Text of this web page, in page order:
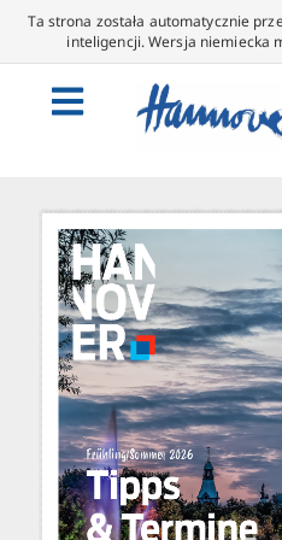
Ta strona została automatycznie
inteligencji. Wersja niemiecka